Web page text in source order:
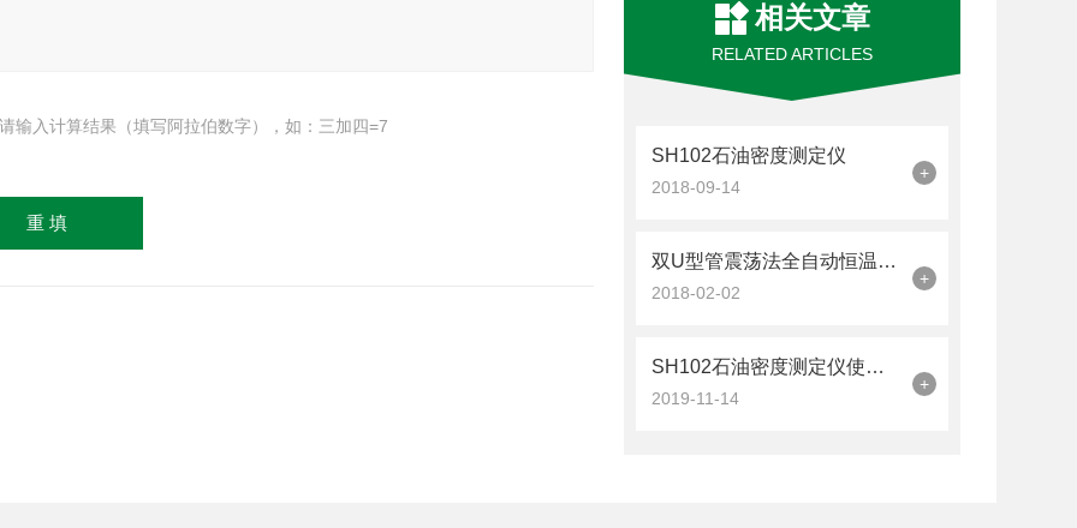
相关文章
RELATED ARTICLES
SH102石油密度测定仪
2018-09-14
+
双U型管震荡法全自动恒温石油密度仪
2018-02-02
+
SH102石油密度测定仪使用方法
2019-11-14
+
请输入计算结果（填写阿拉伯数字），如：三加四=7